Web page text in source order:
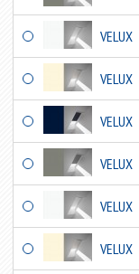
VELUX
VELUX
VELUX
VELUX
VELUX
VELUX